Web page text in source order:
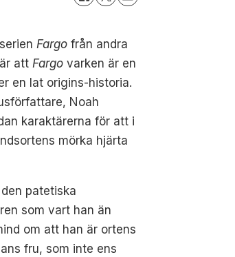
Fargo från andra
är attFargo varken är en
en lat origins-historia.
Noah
karaktärerna för att i
mörka hjärta
patetiska
som vart han än
om att han är ortens
fru, som inte ens